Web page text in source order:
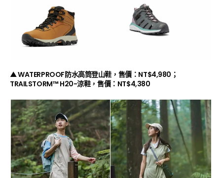
▲ WATERPROOF防水高筒登山鞋，售價： NT$4,980；
TRAILSTORM™H20-涼鞋，售價：NT$4,380